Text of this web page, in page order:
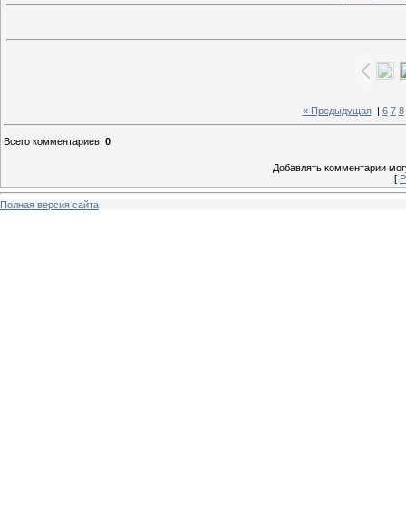
« Предыдущая| 6 7 8
Всего комментариев: 0
Добавлять комментарии
[
Полная версия сайта